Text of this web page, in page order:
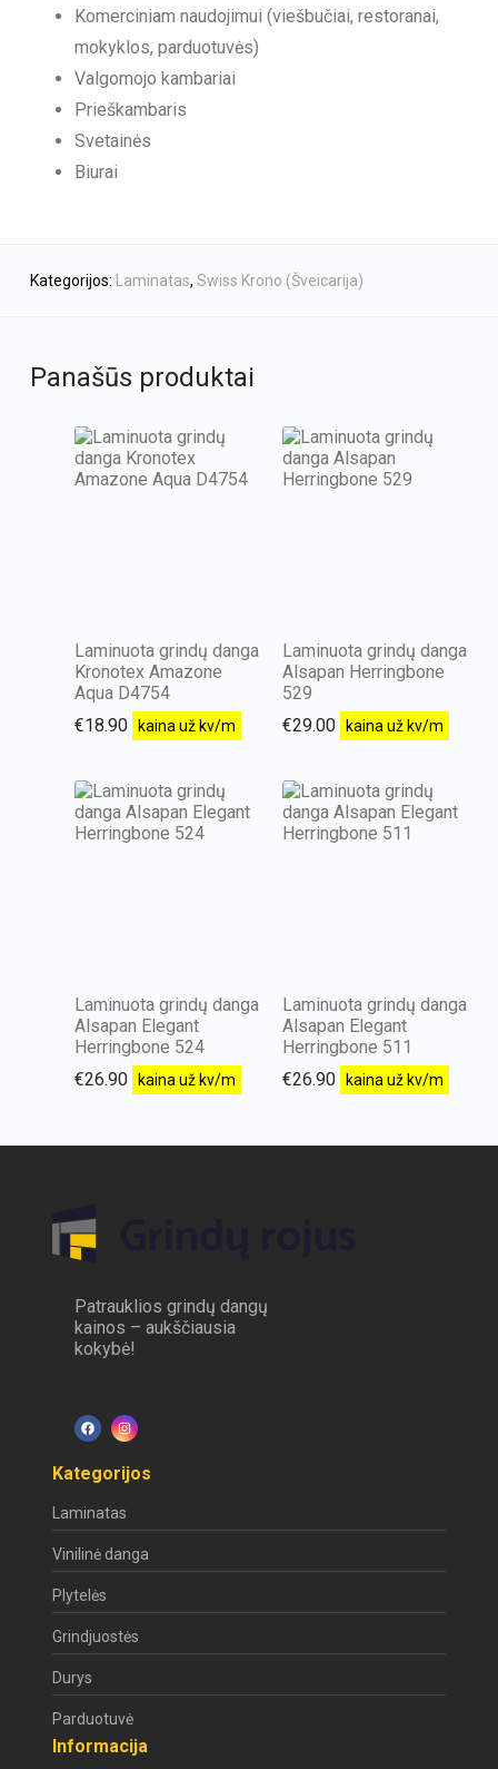
Komerciniam naudojimui (viešbučiai, restoranai,
mokyklos, parduotuvės)
Valgomojo kambariai
Prieškambaris
Svetainės
Biurai
Kategorijos: Laminatas, Swiss Krono (Šveicarija)
Panašūs produktai
Laminuota grindų danga
Kronotex Amazone
Aqua D4754
€18.90 kaina už kv/m
Laminuota grindų danga
Alsapan Herringbone
529
€29.00 kaina už kv/m
Laminuota grindų danga
Alsapan Elegant
Herringbone 524
€26.90 kaina už kv/m
Laminuota grindų danga
Alsapan Elegant
Herringbone 511
€26.90 kaina už kv/m
Patrauklios grindų dangų
kainos – aukščiausia
kokybė!
Kategorijos
Laminatas
Vinilinė danga
Plytelės
Grindjuostės
Durys
Parduotuvė
Informacija